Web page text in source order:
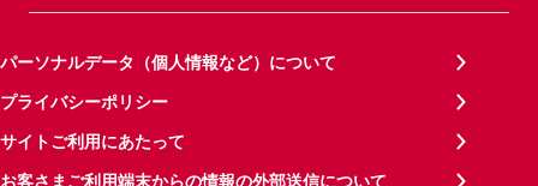
パーソナルデータ（個人情報など）について
プライバシーポリシー
サイトご利用にあたって
お客さまご利用端末からの情報の外部送信について